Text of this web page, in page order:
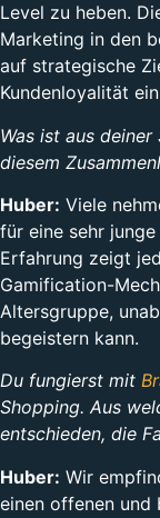
Level zu heben.
Marketing in den
auf strategische
Kundenloyalität
Was ist aus
diesem
Huber: Viele
für eine sehr
Erfahrung zeigt
Gamification-
Altersgruppe,
begeistern kann.
Du fungierst mit
Shopping. Aus
entschieden, die
Huber: Wir
einen offenen und